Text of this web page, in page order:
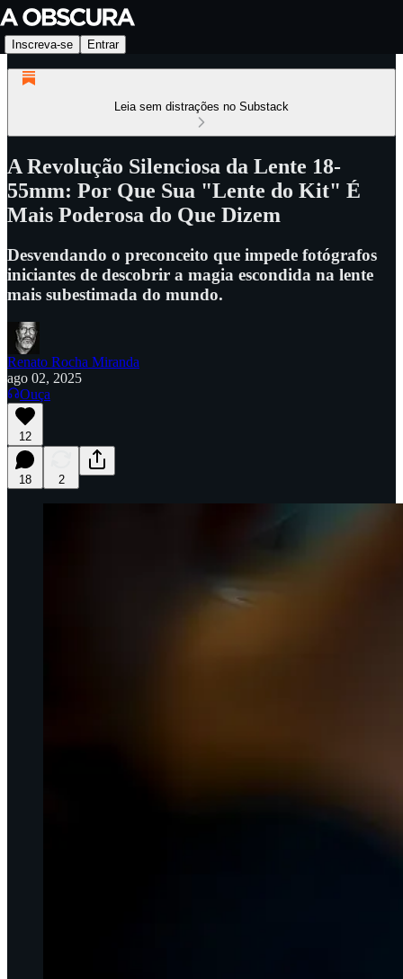
Inscreva-se Entrar
Leia sem distrações no Substack
A Revolução Silenciosa da Lente 18-
55mm: Por Que Sua "Lente do Kit" É
Mais Poderosa do Que Dizem
Desvendando o preconceito que impede fotógrafos
iniciantes de descobrir a magia escondida na lente
mais subestimada do mundo.
Renato Rocha Miranda
ago 02, 2025
Ouça
12
18 2